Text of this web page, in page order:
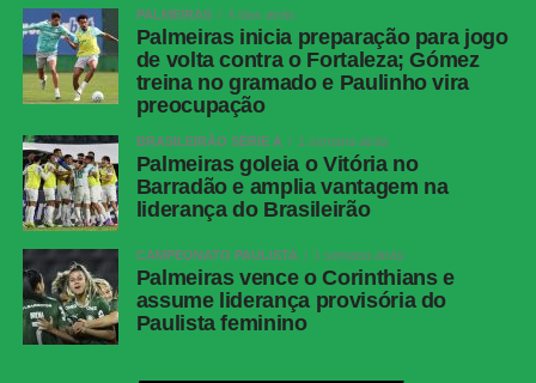
PALMEIRAS 4 dias atrás
Palmeiras inicia preparação para jogo
de volta contra o Fortaleza; Gómez
treina no gramado e Paulinho vira
preocupação
BRASILEIRÃO SÉRIE A 1 semana atrás
Palmeiras goleia o Vitória no
Barradão e amplia vantagem na
liderança do Brasileirão
CAMPEONATO PAULISTA 1 semana atrás
Palmeiras vence o Corinthians e
assume liderança provisória do
Paulista feminino